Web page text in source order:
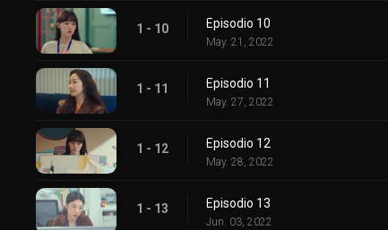
1 - 10 Episodio 10
May. 21, 2022
1 - 11 Episodio 11
May. 27, 2022
1 - 12 Episodio 12
May. 28, 2022
1 - 13 Episodio 13
Jun. 03, 2022